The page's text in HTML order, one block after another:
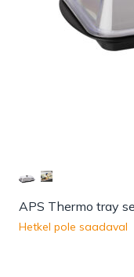
APS Thermo tray
Hetkel pole saadaval